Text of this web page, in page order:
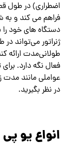
اضطراری) در طول
فراهم می کند و به
دستگاه های خود
ژنراتور می‌تواند
طولانی‌مدت ارائه
فعال نگه دارد.
عواملی مانند مدت
در نظر بگیرید.
انواع یو